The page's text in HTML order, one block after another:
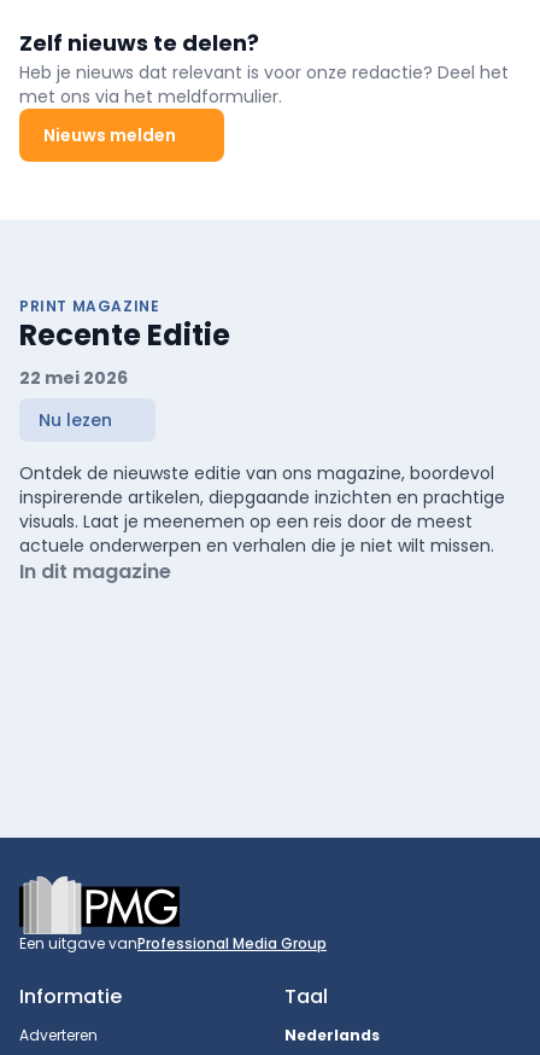
Zelf nieuws te delen?
Heb je nieuws dat relevant is voor onze redactie? Deel het
met ons via het meldformulier.
Nieuws melden
PRINT MAGAZINE
Recente Editie
22 mei 2026
Nu lezen
Ontdek de nieuwste editie van ons magazine, boordevol
inspirerende artikelen, diepgaande inzichten en prachtige
visuals. Laat je meenemen op een reis door de meest
actuele onderwerpen en verhalen die je niet wilt missen.
In dit magazine
Footer
Een uitgave vanProfessional Media Group
Informatie
Adverteren
Taal
Nederlands